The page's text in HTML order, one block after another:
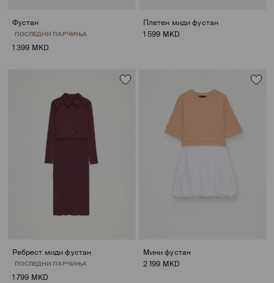
Фустан
ПОСЛЕДНИ ПАРЧИЊА
1 399 MKD
Плетен миди фустан
1 599 MKD
Ребрест миди фустан
ПОСЛЕДНИ ПАРЧИЊА
1 799 MKD
Мини фустан
2 199 MKD